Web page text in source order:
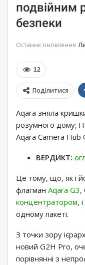
подвійним
безпеки
Останнє оновлення
12
Поділитися
Aqara зняла
розумного дому;
Aqara Camera
ВЕРДИКТ:
Це тому, що, як і
флагман Aqara G3,
концентратором, і
одному пакеті.
З точки зору
новий G2H Pro,
порівнянні з